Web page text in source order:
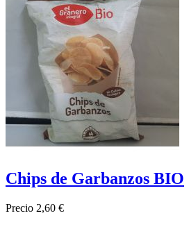
Chips de Garbanzos BIO
Precio 2,60 €